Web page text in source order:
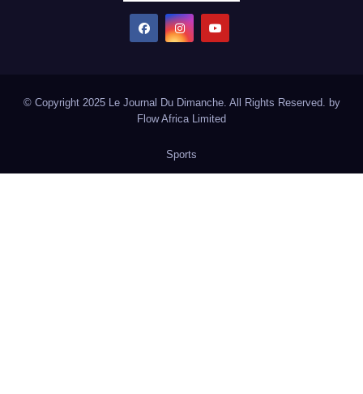
© Copyright 2025 Le Journal Du Dimanche. All Rights Reserved. by
Flow Africa Limited
Sports